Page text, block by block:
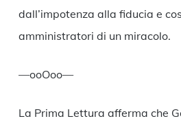
dall’impotenza alla fiducia e
amministratori di un miracolo.
—ooOoo—
La Prima Lettura afferma che